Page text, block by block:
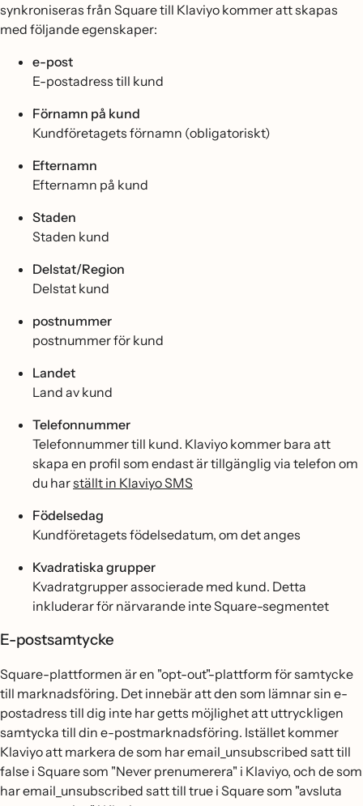
synkroniseras från Square till Klaviyo kommer att skapas
med följande egenskaper:
e-post
E-postadress till kund
Förnamn på kund
Kundföretagets förnamn (obligatoriskt)
Efternamn
Efternamn på kund
Staden
Staden kund
Delstat/Region
Delstat kund
postnummer
postnummer för kund
Landet
Land av kund
Telefonnummer
Telefonnummer till kund. Klaviyo kommer bara att
skapa en profil som endast är tillgänglig via telefon om
du harställt in Klaviyo SMS
Födelsedag
Kundföretagets födelsedatum, om det anges
Kvadratiska grupper
Kvadratgrupper associerade med kund. Detta
inkluderar för närvarande inte Square-segmentet
E-postsamtycke
Square-plattformen är en "opt-out"-plattform för samtycke
till marknadsföring. Det innebär att den som lämnar sin e-
postadress till dig inte har getts möjlighet att uttryckligen
samtycka till din e-postmarknadsföring. Istället kommer
Klaviyo att markera de som har email_unsubscribed satt till
false i Square som "Never prenumerera" i Klaviyo, och de som
har email_unsubscribed satt till true i Square som "avsluta